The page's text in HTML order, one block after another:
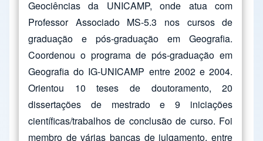
Geociências da UNICAMP, onde atua com
Professor Associado MS-5.3 nos cursos de
graduação e pós-graduação em Geografia.
Coordenou o programa de pós-graduação em
Geografia do IG-UNICAMP entre 2002 e 2004.
Orientou 10 teses de doutoramento, 20
dissertações de mestrado e 9 iniciações
científicas/trabalhos de conclusão de curso. Foi
membro de várias bancas de julgamento, entre